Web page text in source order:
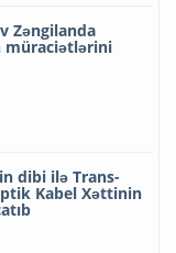
Zəngilanda
müraciətlərini
dibi ilə Trans-
Kabel Xəttinin